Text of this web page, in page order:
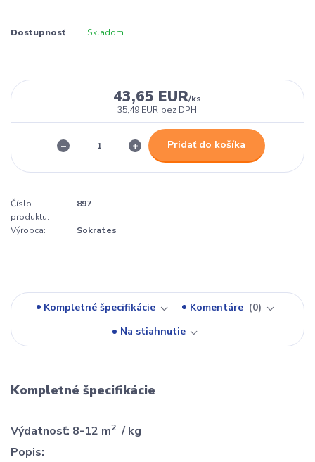
Dostupnosť Skladom
43,65 EUR/ks
35,49 EUR bez DPH
Pridať do košíka
Číslo
produktu:
897
Výrobca: Sokrates
Kompletné špecifikácie Komentáre
0
Na stiahnutie
Kompletné špecifikácie
Výdatnosť: 8-12 m2 / kg
Popis: